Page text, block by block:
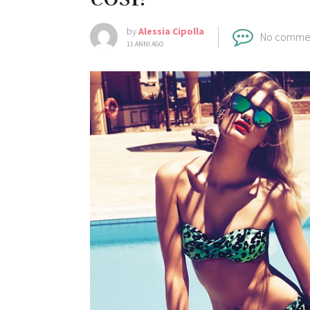
byAlessia Cipolla
11 ANNI AGO
No